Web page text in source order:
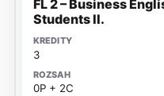
FL 2 – Business
Students II.
3
0P + 2C